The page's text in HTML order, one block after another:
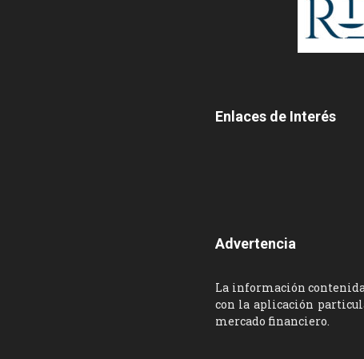
Enlaces de Interés
Advertencia
La información
con la aplicación
mercado financiero.